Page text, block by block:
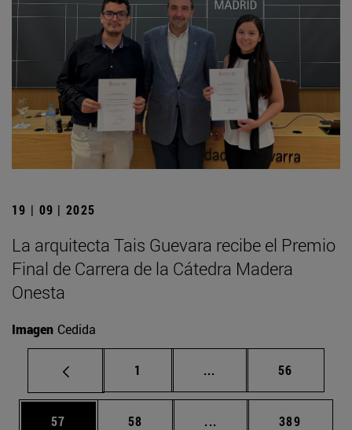
19 | 09 | 2025
La arquitecta Tais Guevara recibe el Premio
Final de Carrera de la Cátedra Madera
Onesta
Imagen Cedida
Página
1 ... Páginas intermedias
Página
56
Página
57 Página
58 ... Páginas intermedias
Página
389